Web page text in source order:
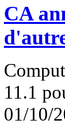
CA
11.1
01/10/